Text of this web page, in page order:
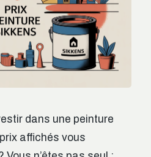
dans une peinture
affichés vous